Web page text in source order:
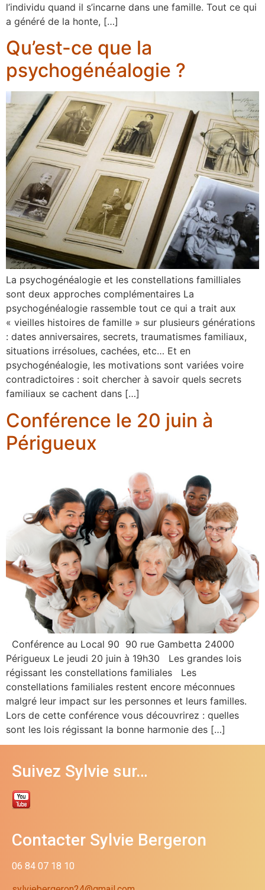
l’individu quand il s’incarne dans une famille. Tout ce qui
a généré de la honte, […]
Qu’est-ce que la
psychogénéalogie ?
La psychogénéalogie et les constellations familliales
sont deux approches complémentaires La
psychogénéalogie rassemble tout ce qui a trait aux
« vieilles histoires de famille » sur plusieurs générations
: dates anniversaires, secrets, traumatismes familiaux,
situations irrésolues, cachées, etc… Et en
psychogénéalogie, les motivations sont variées voire
contradictoires : soit chercher à savoir quels secrets
familiaux se cachent dans […]
Conférence le 20 juin à
Périgueux
Conférence au Local 90 90 rue Gambetta 24000
Périgueux Le jeudi 20 juin à 19h30 Les grandes lois
régissant les constellations familiales Les
constellations familiales restent encore méconnues
malgré leur impact sur les personnes et leurs familles.
Lors de cette conférence vous découvrirez : quelles
sont les lois régissant la bonne harmonie des […]
Suivez Sylvie sur…
Contacter Sylvie Bergeron
06 84 07 18 10